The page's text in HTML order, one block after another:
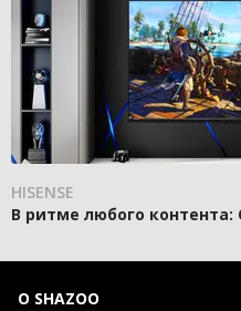
HISENSE
В ритме любого контента:
О SHAZOO